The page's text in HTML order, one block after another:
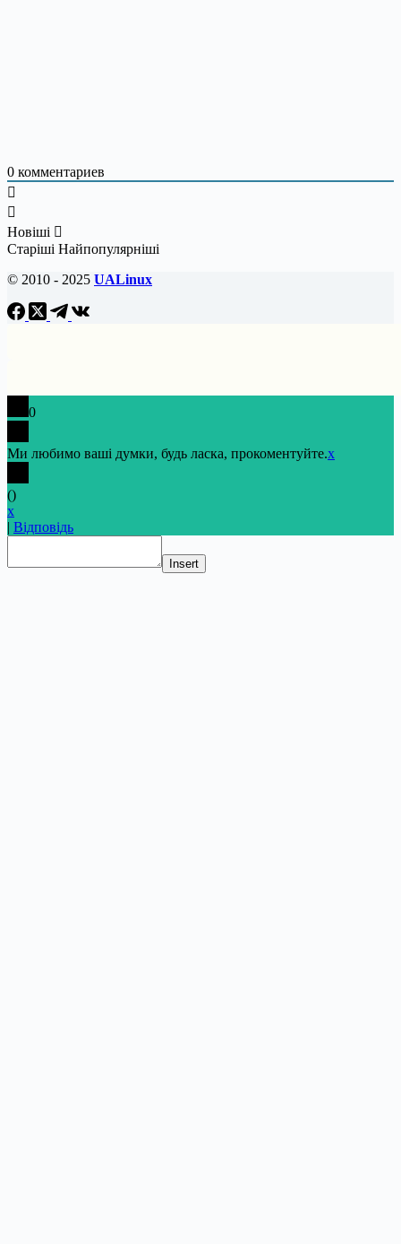
0 комментариев
Новіші
Старіші Найпопулярніші
© 2010 - 2025 UALinux
0
Ми любимо ваші думки, будь ласка, прокоментуйте.x
()
x
| Відповідь
Insert